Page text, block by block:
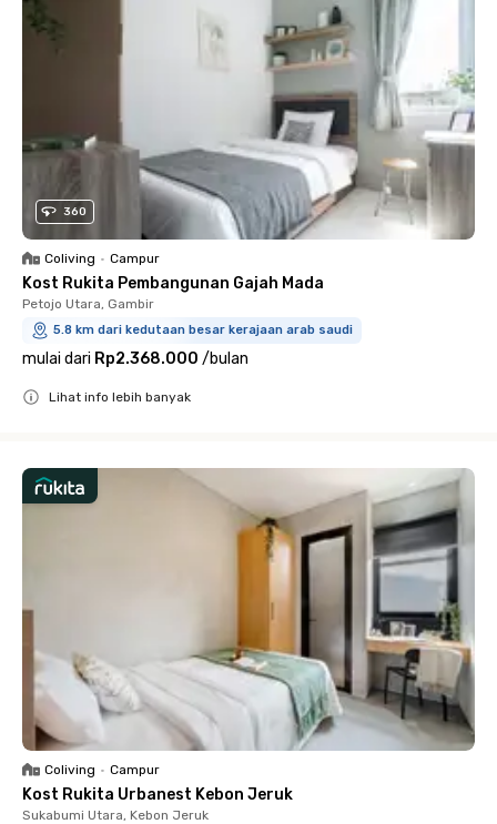
360
Coliving • Campur
Kost Rukita Pembangunan Gajah Mada
Petojo Utara, Gambir
5.8 km dari kedutaan besar kerajaan arab saudi
mulai dari Rp2.368.000 /bulan
Lihat info lebih banyak
Coliving • Campur
Kost Rukita Urbanest Kebon Jeruk
Sukabumi Utara, Kebon Jeruk